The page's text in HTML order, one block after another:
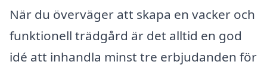
När du överväger att skapa en vacker och
funktionell trädgård är det alltid en god
idé att inhandla minst tre erbjudanden för